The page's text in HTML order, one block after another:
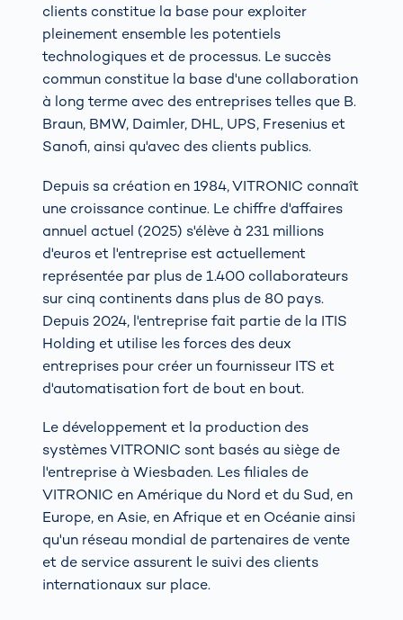
clients constitue la base pour exploiter
pleinement ensemble les potentiels
technologiques et de processus. Le succès
commun constitue la base d'une collaboration
à long terme avec des entreprises telles que B.
Braun, BMW, Daimler, DHL, UPS, Fresenius et
Sanofi, ainsi qu'avec des clients publics.
Depuis sa création en 1984, VITRONIC connaît
une croissance continue. Le chiffre d'affaires
annuel actuel (2025) s'élève à 231 millions
d'euros et l'entreprise est actuellement
représentée par plus de 1.400 collaborateurs
sur cinq continents dans plus de 80 pays.
Depuis 2024, l'entreprise fait partie de la ITIS
Holding et utilise les forces des deux
entreprises pour créer un fournisseur ITS et
d'automatisation fort de bout en bout.
Le développement et la production des
systèmes VITRONIC sont basés au siège de
l'entreprise à Wiesbaden. Les filiales de
VITRONIC en Amérique du Nord et du Sud, en
Europe, en Asie, en Afrique et en Océanie ainsi
qu'un réseau mondial de partenaires de vente
et de service assurent le suivi des clients
internationaux sur place.